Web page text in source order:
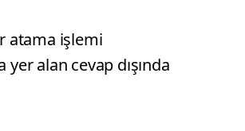
atama işlemi
alan cevap dışında